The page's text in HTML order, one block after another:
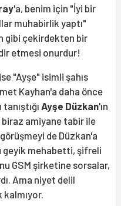
'a, benim için "İyi bir
muhabirlik yaptı"
gibi çekirdekten bir
etmesi onurdur!
"Ayşe" isimli şahıs
Kayhan'a daha önce
Ayşe Düzkan'ın
amiyane tabir ile
de Düzkan'a
geyik mehabetti, şifreli
GSM şirketine sorsalar,
Ama niyet delil